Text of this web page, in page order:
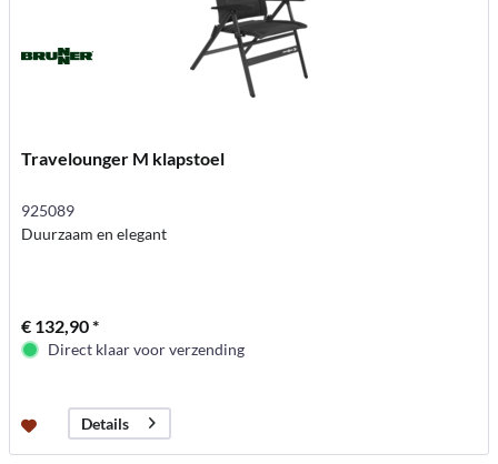
Travelounger M klapstoel
925089
Duurzaam en elegant
€ 132,90 *
Direct klaar voor verzending
Details